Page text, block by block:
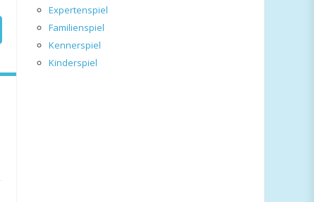
Expertenspiel
Familienspiel
Kennerspiel
Kinderspiel